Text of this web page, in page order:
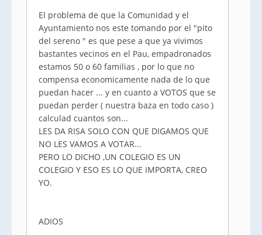
El problema de que la Comunidad y el
Ayuntamiento nos este tomando por el "pito
del sereno " es que pese a que ya vivimos
bastantes vecinos en el Pau, empadronados
estamos 50 o 60 familias , por lo que no
compensa economicamente nada de lo que
puedan hacer ... y en cuanto a VOTOS que se
puedan perder ( nuestra baza en todo caso )
calculad cuantos son...
LES DA RISA SOLO CON QUE DIGAMOS QUE
NO LES VAMOS A VOTAR...
PERO LO DICHO ,UN COLEGIO ES UN
COLEGIO Y ESO ES LO QUE IMPORTA, CREO
YO.
ADIOS